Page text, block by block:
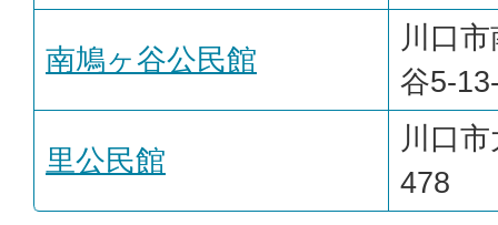
南鳩ヶ谷公民館
川口
谷5-
里公民館
川口
478